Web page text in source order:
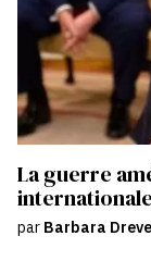
La guerre
internationale
par Barbara